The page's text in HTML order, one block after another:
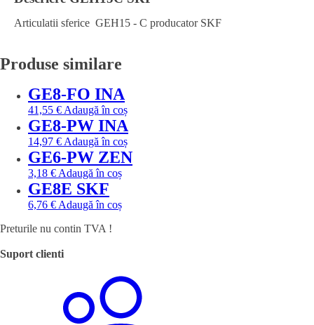
Articulatii sferice GEH15 - C producator SKF
Produse similare
GE8-FO INA
41,55 € Adaugă în coș
GE8-PW INA
14,97 € Adaugă în coș
GE6-PW ZEN
3,18 € Adaugă în coș
GE8E SKF
6,76 € Adaugă în coș
Preturile nu contin TVA !
Suport clienti